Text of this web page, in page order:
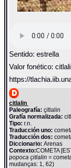
Sentido: estrella
Valor fonético:
https://
citlalin
Paleografía: çitlalin
Grafía normalizada:
Tipo: r.n.
Traducción uno:
Traducción dos:
Diccionario:Arenas
Contexto:COMETA
popoca çitlalin=
mudanças: 1, 62)